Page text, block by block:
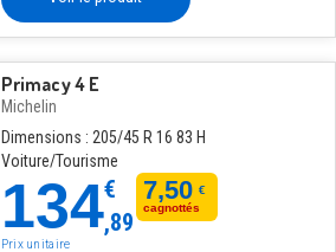
Primacy 4 E
Michelin
Dimensions : 205/45 R 16 83 H
Voiture/Tourisme
134€
,89
7,50 €
cagnottés
Prix unitaire